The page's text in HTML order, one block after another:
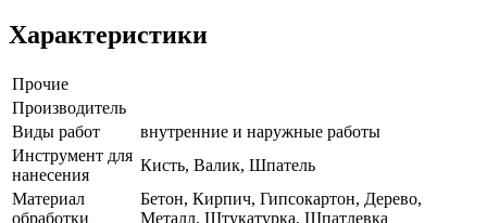
Характеристики
Прочие
Производитель
Виды работ
внутренние и наружные работы
Инструмент для
нанесения
Кисть, Валик, Шпатель
Материал
обработки
Бетон, Кирпич, Гипсокартон, Дерево,
Металл, Штукатурка, Шпатлевка